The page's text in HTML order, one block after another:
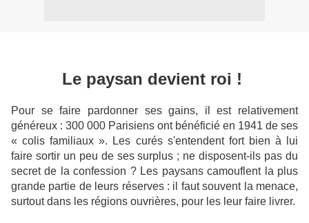
Le paysan devient roi !
Pour se faire pardonner ses gains, il est relativement
généreux : 300 000 Parisiens ont bénéficié en 1941 de ses
« colis familiaux ». Les curés s'entendent fort bien à lui
faire sortir un peu de ses surplus ; ne disposent-ils pas du
secret de la confession ? Les paysans camouflent la plus
grande partie de leurs réserves : il faut souvent la menace,
surtout dans les régions ouvrières, pour les leur faire livrer.